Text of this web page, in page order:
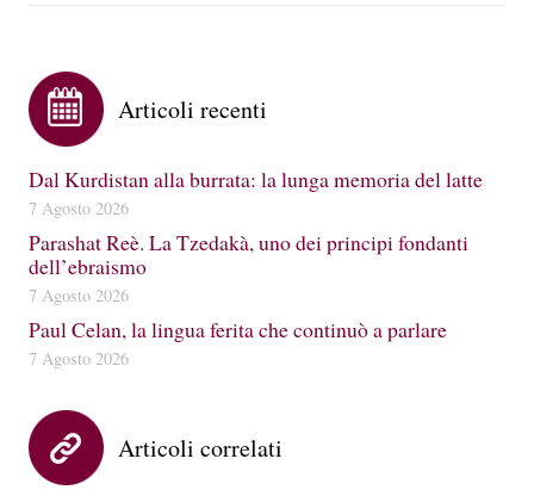
Articoli recenti
Dal Kurdistan alla burrata: la lunga memoria del latte
7 Agosto 2026
Parashat Reè. La Tzedakà, uno dei principi fondanti
dell’ebraismo
7 Agosto 2026
Paul Celan, la lingua ferita che continuò a parlare
7 Agosto 2026
Articoli correlati